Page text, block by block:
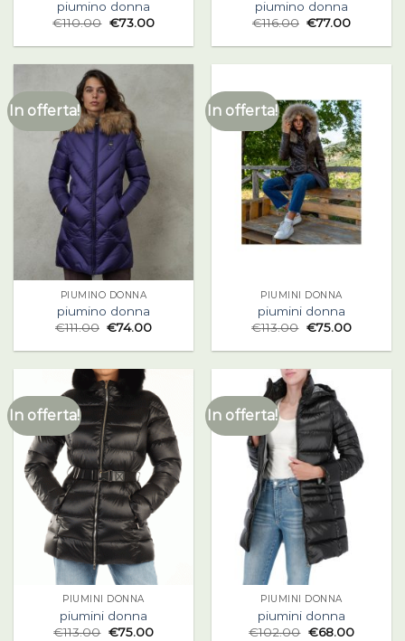
piumino donna
€110.00 €73.00
piumino donna
€116.00 €77.00
In offerta!
PIUMINO DONNA
piumino donna
€111.00 €74.00
In offerta!
PIUMINI DONNA
piumini donna
€113.00 €75.00
In offerta!
PIUMINI DONNA
piumini donna
€113.00 €75.00
In offerta!
PIUMINI DONNA
piumini donna
€102.00 €68.00